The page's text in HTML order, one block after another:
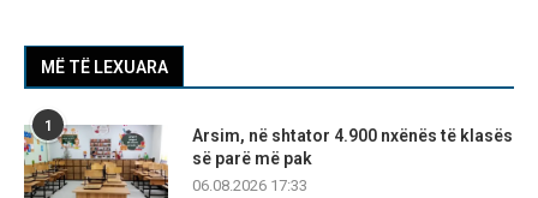
MË TË LEXUARA
1
Arsim, në shtator 4.900 nxënës të klasës
së parë më pak
06.08.2026 17:33